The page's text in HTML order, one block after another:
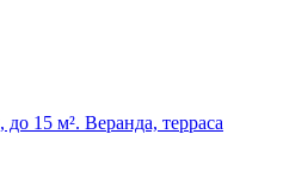
15 м². Веранда, терраса